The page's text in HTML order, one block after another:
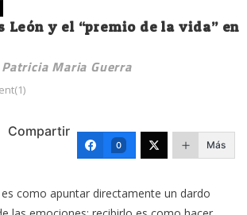
León y el “premio de la vida” en
Patricia Maria Guerra
Compartir
0 Más
como apuntar directamente un dardo